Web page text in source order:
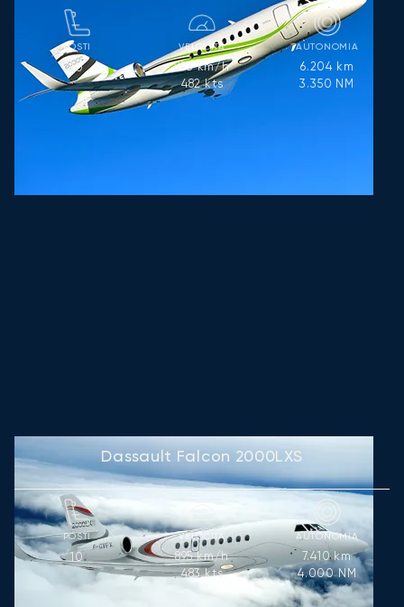
POSTI
10
VELOCITÀ
893km/h
482kts
AUTONOMIA
6.204km
3.350 NM
Dassault Falcon 2000LXS
POSTI
10
VELOCITÀ
895km/h
483kts
AUTONOMIA
7.410km
4.000NM